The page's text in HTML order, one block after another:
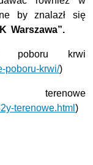
by znalazł się
Warszawa”.
poboru krwi
poboru-krwi/)
terenowe.html )